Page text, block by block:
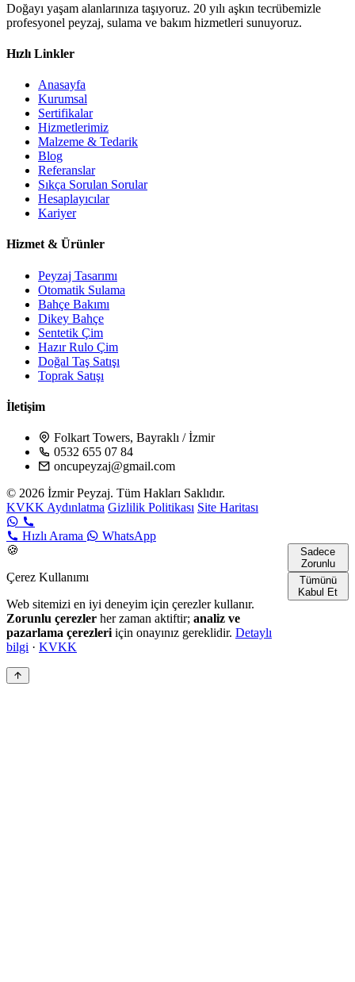
Doğayı yaşam alanlarınıza taşıyoruz. 20 yılı aşkın tecrübemizle
profesyonel peyzaj, sulama ve bakım hizmetleri sunuyoruz.
Hızlı Linkler
Anasayfa
Kurumsal
Sertifikalar
Hizmetlerimiz
Malzeme & Tedarik
Blog
Referanslar
Sıkça Sorulan Sorular
Hesaplayıcılar
Kariyer
Hizmet & Ürünler
Peyzaj Tasarımı
Otomatik Sulama
Bahçe Bakımı
Dikey Bahçe
Sentetik Çim
Hazır Rulo Çim
Doğal Taş Satışı
Toprak Satışı
İletişim
Folkart Towers, Bayraklı / İzmir
0532 655 07 84
oncupeyzaj@gmail.com
© 2026 İzmir Peyzaj. Tüm Hakları Saklıdır.
KVKK Aydınlatma Gizlilik Politikası Site Haritası
Hızlı Arama
WhatsApp
🍪
Çerez Kullanımı
Web sitemizi en iyi deneyim için çerezler kullanır.
Zorunlu çerezler her zaman aktiftir; analiz ve
pazarlama çerezleri için onayınız gereklidir. Detaylı
bilgi · KVKK
Sadece
Zorunlu
Tümünü
Kabul Et